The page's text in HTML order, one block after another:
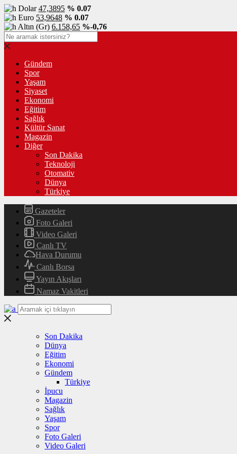
Dolar47,3895 % 0.07
Euro 53,9648 % 0.07
Altın (Gr) 6.158,65 %-0,76
Gündem
Spor
Yaşam
Siyaset
Ekonomi
Eğitim
Sağlık
Kültür Sanat
Magazin
Diğer
Son Dakika
Teknoloji
Otomativ
Dünya
Türkiye
Gazeteler
Foto Galeri
Video Galeri
Canlı TV
Hava Durumu
Canlı Borsa
Yayın Akışları
Namaz Vakitleri
Son Dakika
Dünya
Eğitim
Ekonomi
Gündem
Türkiye
İpucu
Magazin
Sağlık
Yaşam
Spor
Foto Galeri
Video Galeri